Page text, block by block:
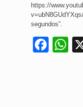
https://
segundos”.